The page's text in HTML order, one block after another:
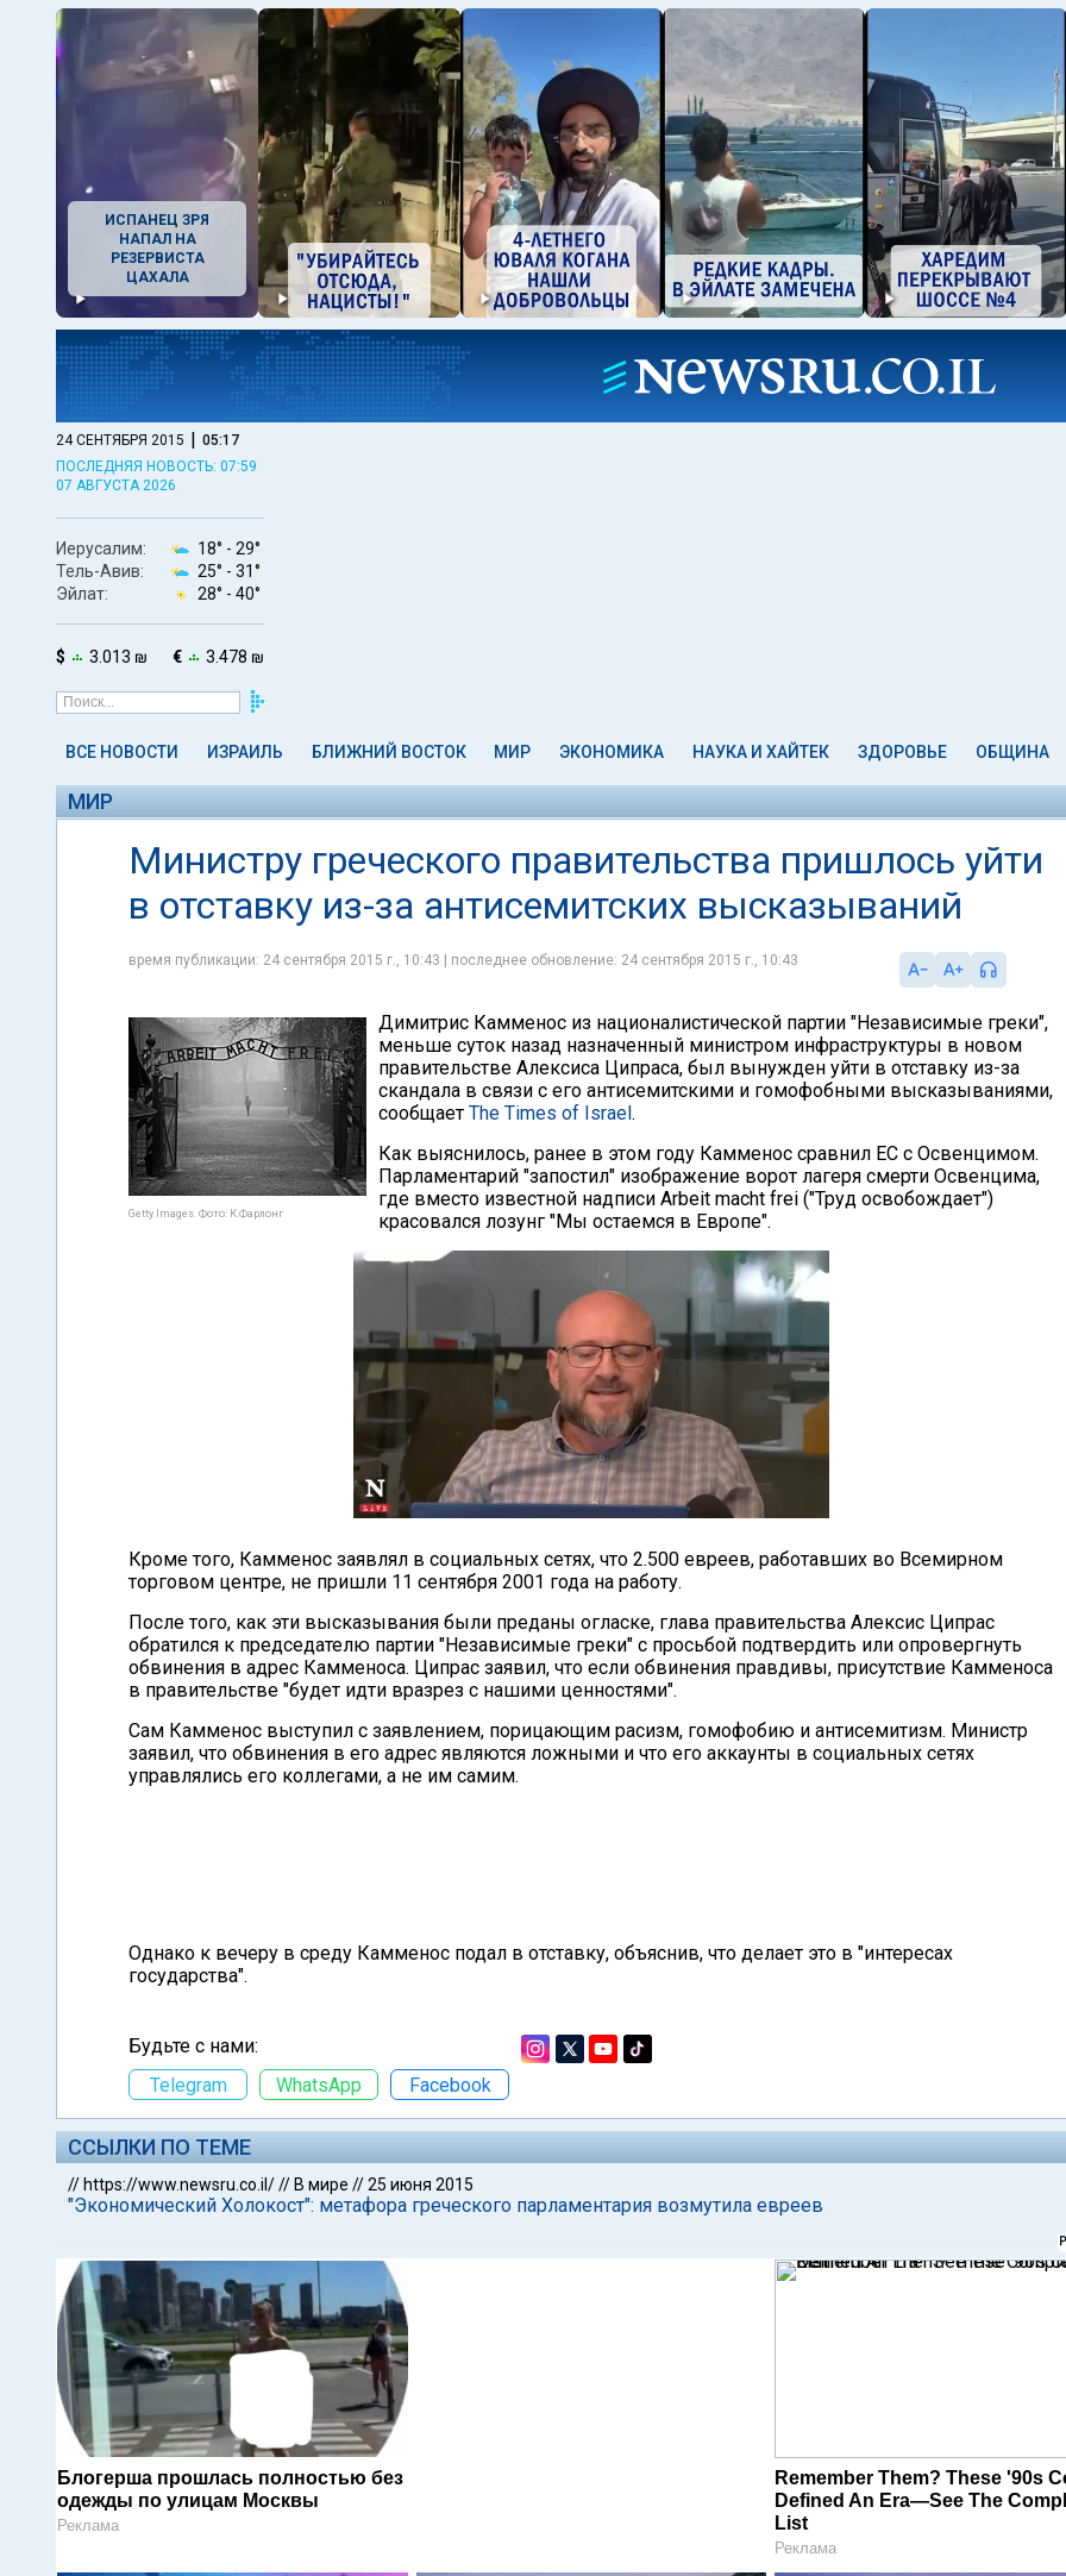
ИСПАНЕЦ ЗРЯ
НАПАЛ НА
РЕЗЕРВИСТА
ЦАХАЛА
24 СЕНТЯБРЯ 2015 | 05:17
ПОСЛЕДНЯЯ НОВОСТЬ: 07:59
07 АВГУСТА 2026
Иерусалим: 18° - 29°
Тель-Авив:
25° - 31°
Эйлат:
28° - 40°
$ 3.013 ₪ € 3.478 ₪
ВСЕ НОВОСТИ ИЗРАИЛЬ БЛИЖНИЙ ВОСТОК МИР ЭКОНОМИКА НАУКА И ХАЙТЕК ЗДОРОВЬЕ ОБЩИНА
МИР
Министру греческого правительства пришлось уйти
в отставку из-за антисемитских высказываний
время публикации: 24 сентября 2015 г., 10:43 | последнее обновление: 24 сентября 2015 г., 10:43
Getty Images. Фото: К.Фарлонг
Димитрис Камменос из националистической партии "Независимые греки",
меньше суток назад назначенный министром инфраструктуры в новом
правительстве Алексиса Ципраса, был вынужден уйти в отставку из-за
скандала в связи с его антисемитскими и гомофобными высказываниями,
сообщает The Times of Israel.
Как выяснилось, ранее в этом году Камменос сравнил ЕС с Освенцимом.
Парламентарий "запостил" изображение ворот лагеря смерти Освенцима,
где вместо известной надписи Arbeit macht frei ("Труд освобождает")
красовался лозунг "Мы остаемся в Европе".
Кроме того, Камменос заявлял в социальных сетях, что 2.500 евреев, работавших во Всемирном
торговом центре, не пришли 11 сентября 2001 года на работу.
После того, как эти высказывания были преданы огласке, глава правительства Алексис Ципрас
обратился к председателю партии "Независимые греки" с просьбой подтвердить или опровергнуть
обвинения в адрес Камменоса. Ципрас заявил, что если обвинения правдивы, присутствие Камменоса
в правительстве "будет идти вразрез с нашими ценностями".
Сам Камменос выступил с заявлением, порицающим расизм, гомофобию и антисемитизм. Министр
заявил, что обвинения в его адрес являются ложными и что его аккаунты в социальных сетях
управлялись его коллегами, а не им самим.
Однако к вечеру в среду Камменос подал в отставку, объяснив, что делает это в "интересах
государства".
Будьте с нами:
Telegram
WhatsApp Facebook
ССЫЛКИ ПО ТЕМЕ
// https://www.newsru.co.il/// В мире //25 июня 2015
"Экономический Холокост": метафора греческого парламентария возмутила евреев
Блогерша прошлась полностью без
одежды по улицам Москвы
Реклама
Remember Them? These '90s
Defined An Era—See The
List
Реклама